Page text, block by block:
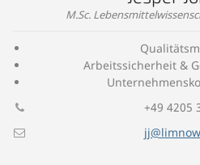
M.Sc.
Arbeitssicherheit &
+49 4205